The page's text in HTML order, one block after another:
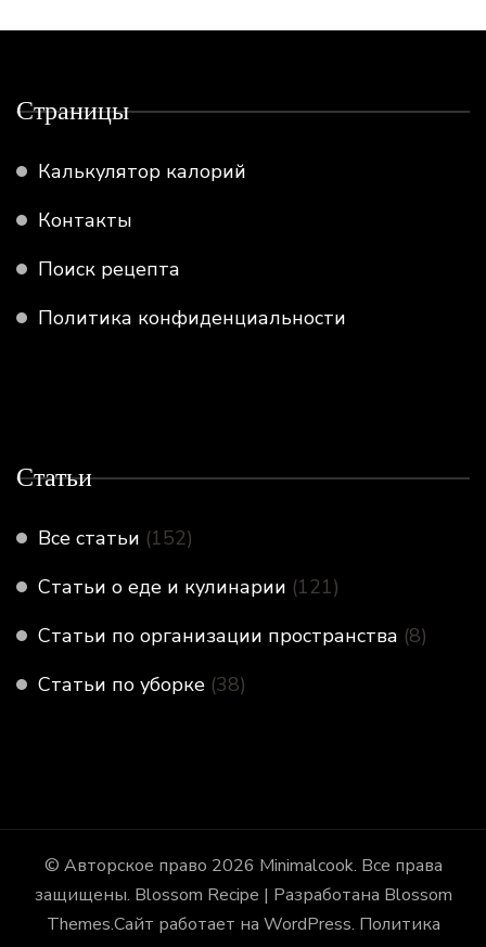
Страницы
Калькулятор калорий
Контакты
Поиск рецепта
Политика конфиденциальности
Статьи
Все статьи (152)
Статьи о еде и кулинарии (121)
Статьи по организации пространства (8)
Статьи по уборке (38)
© Авторское право 2026 Minimalcook. Все права
защищены. Blossom Recipe | Разработана Blossom
Themes.Сайт работает на WordPress. Политика